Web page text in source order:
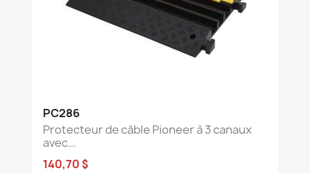
PC286
Protecteur de câble Pioneer à 3 canaux
avec...
140,70 $